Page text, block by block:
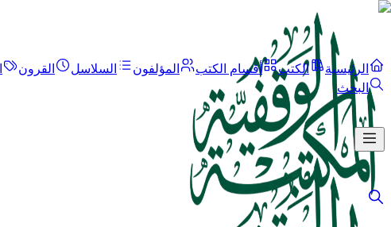
الرئيسية الكتب أقسام الكتب المؤلفون السلاسل القرون
البحث